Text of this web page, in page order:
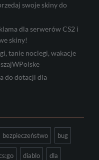
swoje skiny do
dla serwerów CS2 i
skiny!
tanie noclegi, wakacje
do dotacji dla
bezpieczeństwo bug
diablo dla